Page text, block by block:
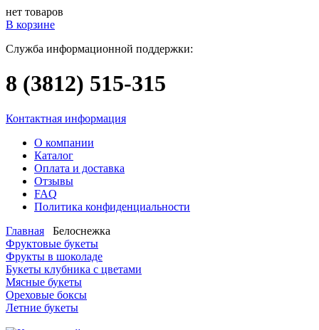
нет товаров
В корзине
Служба информационной поддержки:
8 (3812) 515-315
Контактная информация
О компании
Каталог
Оплата и доставка
Отзывы
FAQ
Политика конфиденциальности
Главная
Белоснежка
Фруктовые букеты
Фрукты в шоколаде
Букеты клубника с цветами
Мясные букеты
Ореховые боксы
Летние букеты